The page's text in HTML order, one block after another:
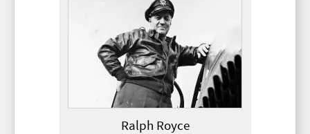
Ralph Royce